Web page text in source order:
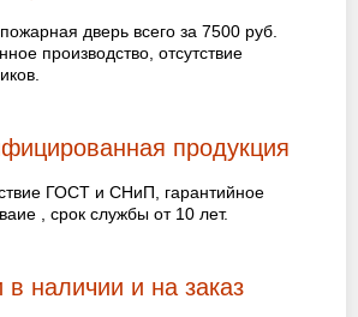
дверь всего за 7500 руб.
производство, отсутствие
продукция
ГОСТ и СНиП, гарантийное
, срок службы от 10 лет.
в наличии и на заказ